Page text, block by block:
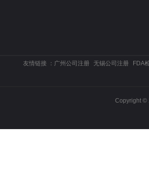
友情链接 ： 广州公司注册 无锡公司注册 FDA
Copyright ©